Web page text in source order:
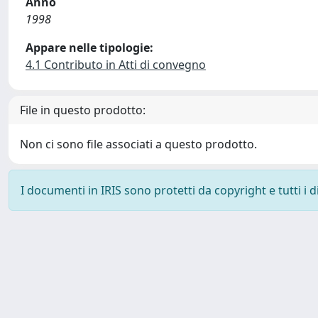
1998
Appare nelle tipologie:
4.1 Contributo in Atti di convegno
File in questo prodotto:
Non ci sono file associati a questo prodotto.
I documenti in IRIS sono protetti da copyright e tutti i